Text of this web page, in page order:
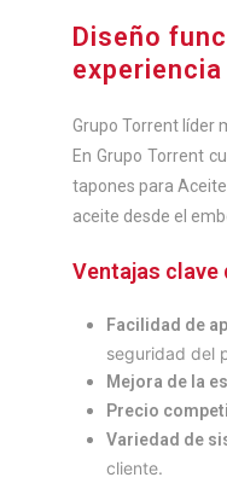
Diseño
Grupo Torrent líder
En Grupo Torrent
tapones para
aceite desde el
Ventajas clave
Facilidad de
seguridad del
Mejora de la
Precio
Variedad de
cliente.